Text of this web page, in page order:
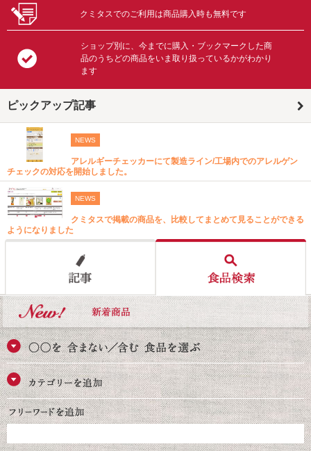
クミタスでのご利用は商品購入時も無料です
ショップ別に、今までに購入・ブックマークした商
品のうちどの商品をいま取り扱っているかがわかり
ます
ピックアップ記事
NEWS
アレルギーチェッカーにて製造ライン/工場内でのアレルゲン
チェックの対応を開始しました。
NEWS
クミタスで掲載の商品を、比較してまとめて見ることができる
ようになりました